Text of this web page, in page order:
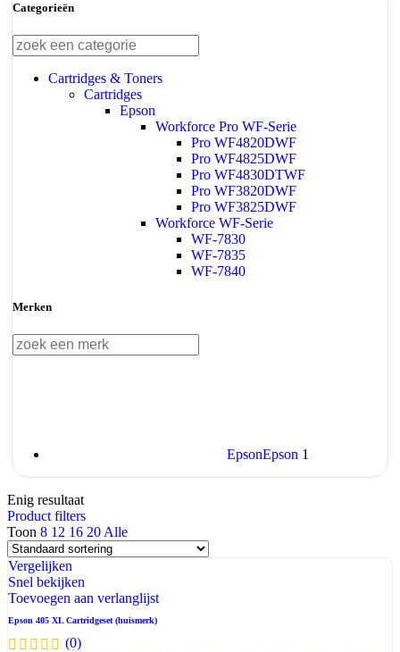
Categorieën
Cartridges & Toners
Cartridges
Epson
Workforce Pro WF-Serie
Pro WF4820DWF
Pro WF4825DWF
Pro WF4830DTWF
Pro WF3820DWF
Pro WF3825DWF
Workforce WF-Serie
WF-7830
WF-7835
WF-7840
Merken
EpsonEpson 1
Enig resultaat
Product filters
Toon 8 12 16 20 Alle
Vergelijken
Snel bekijken
Toevoegen aan verlanglijst
Epson 405 XL Cartridgeset (huismerk)
(0)